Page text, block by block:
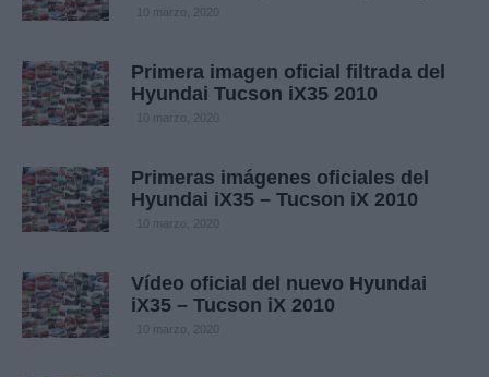
10 marzo, 2020
Primera imagen oficial filtrada del
Hyundai Tucson iX35 2010
10 marzo, 2020
Primeras imágenes oficiales del
Hyundai iX35 – Tucson iX 2010
10 marzo, 2020
Vídeo oficial del nuevo Hyundai
iX35 – Tucson iX 2010
10 marzo, 2020